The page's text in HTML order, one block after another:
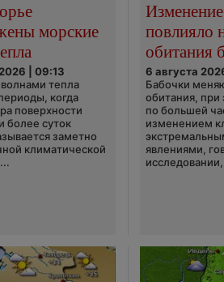
морские
| 09:13
тепла
когда
поверхности
более суток
заметно
климатической
повлияло
обитания
6 августа
Бабочки
обитания, при
по большей
изменением
явлениями,